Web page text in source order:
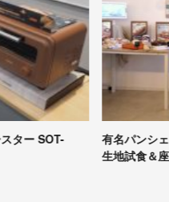
有名パンシェルジュたち
生地試食＆座談会レポート